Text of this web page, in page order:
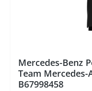
Mercedes-Benz
Team Mercedes-
B67998458